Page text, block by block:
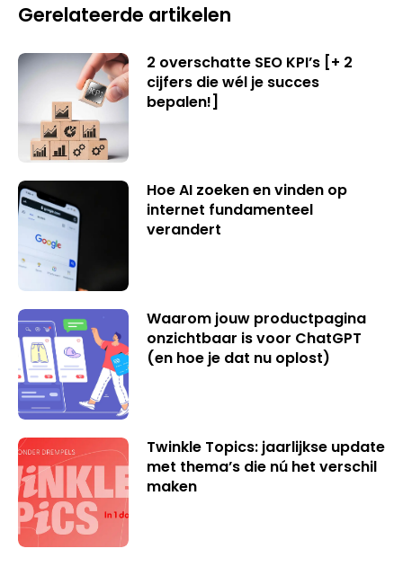
Gerelateerde artikelen
2 overschatte SEO KPI’s [+ 2
cijfers die wél je succes
bepalen!]
Hoe AI zoeken en vinden op
internet fundamenteel
verandert
Waarom jouw productpagina
onzichtbaar is voor ChatGPT
(en hoe je dat nu oplost)
Twinkle Topics: jaarlijkse update
met thema’s die nú het verschil
maken